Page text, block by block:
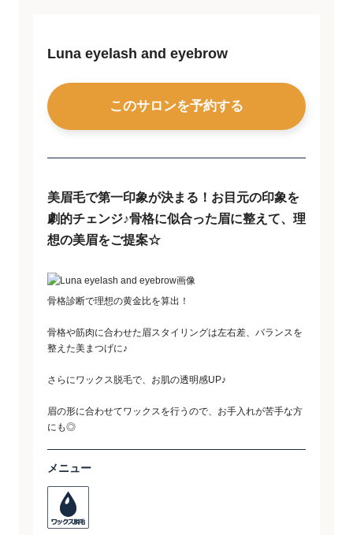
Luna eyelash and eyebrow
このサロンを予約する
美眉毛で第一印象が決まる！お目元の印象を
劇的チェンジ♪骨格に似合った眉に整えて、理
想の美眉をご提案☆
骨格診断で理想の黄金比を算出！
骨格や筋肉に合わせた眉スタイリングは左右差、バランスを
整えた美まつげに♪
さらにワックス脱毛で、お肌の透明感UP♪
眉の形に合わせてワックスを行うので、お手入れが苦手な方
にも◎
メニュー